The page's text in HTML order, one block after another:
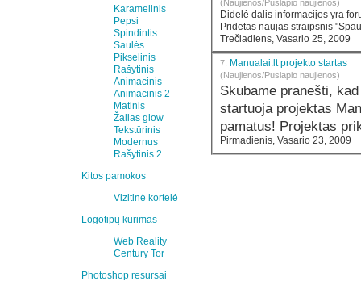
Karamelinis
Pepsi
Spindintis
Saulės
Pikselinis
Rašytinis
Animacinis
Animacinis 2
Matinis
Žalias glow
Tekstūrinis
Modernus
Rašytinis 2
Kitos pamokos
Vizitinė kortelė
Logotipų kūrimas
Web Reality
Century Tor
Photoshop resursai
(Naujienos/Puslapio naujienos)
Trečiadiens, Vasario 25, 2009
7. Manualai.lt projekto startas
(Naujienos/Puslapio naujienos)
Skubame pranešti,
startuoja projektas Manualai.lt. 2008 metais kilusi
pamatus! Projektas
Pirmadienis, Vasario 23, 2009